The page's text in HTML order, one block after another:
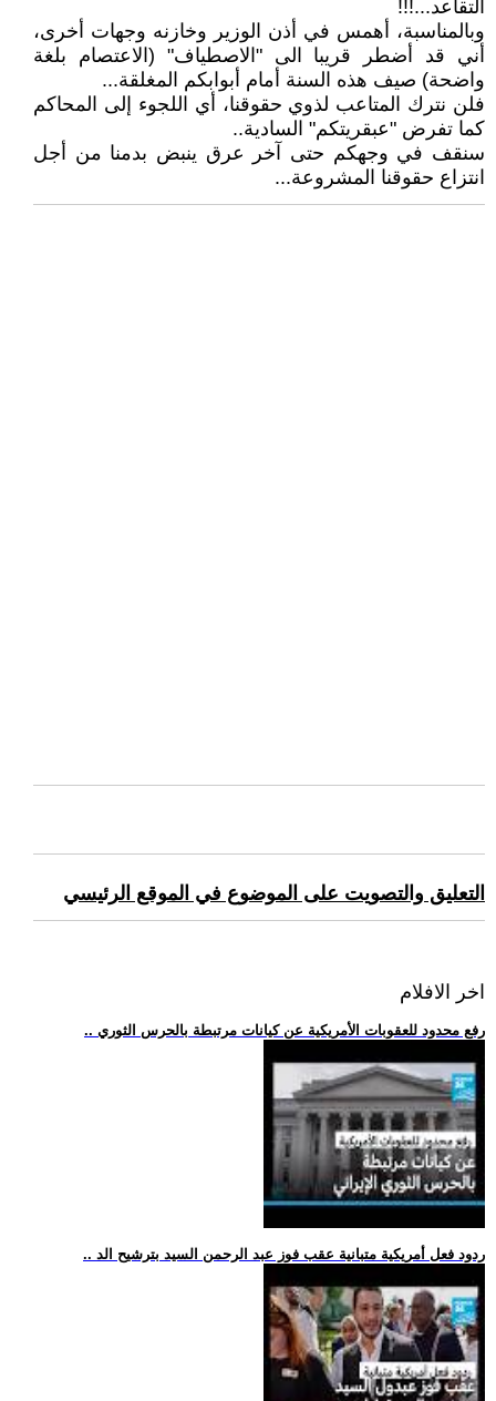
التقاعد...!!!
وبالمناسبة، أهمس في أذن الوزير وخازنه وجهات أخرى،
أني قد أضطر قريبا الى "الاصطياف" (الاعتصام بلغة
واضحة) صيف هذه السنة أمام أبوابكم المغلقة...
فلن نترك المتاعب لذوي حقوقنا، أي اللجوء إلى المحاكم
كما تفرض "عبقريتكم" السادية..
سنقف في وجهكم حتى آخر عرق ينبض بدمنا من أجل
انتزاع حقوقنا المشروعة...
التعليق والتصويت على الموضوع في الموقع الرئيسي
اخر الافلام
.. رفع محدود للعقوبات الأمريكية عن كيانات مرتبطة بالحرس الثوري
.. ردود فعل أمريكية متبانية عقب فوز عبد الرحمن السيد بترشيح الد